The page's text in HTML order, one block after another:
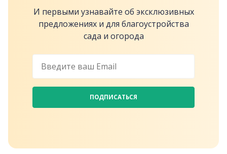
И первыми узнавайте об эксклюзивных
предложениях и для благоустройства
сада и огорода
ПОДПИСАТЬСЯ